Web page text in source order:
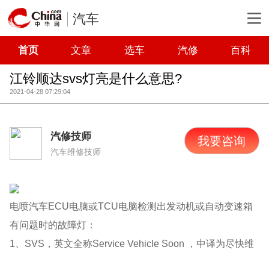
汽车
首页 文章 选车 汽修 百科
江铃顺达svs灯亮是什么意思?
2021-04-28 07:29:04
汽修技师
汽车维修技师
我要咨询
电喷汽车ECU电脑或TCU电脑检测出发动机或自动变速箱
有问题时的故障灯：
1、SVS，英文全称Service Vehicle Soon ，中译为尽快维